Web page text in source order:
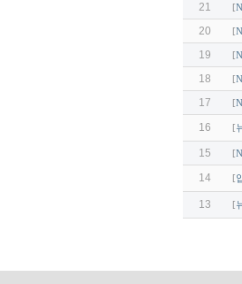
21
[
20
[
19
[
18
[
17
[
16
[
15 [
14
[
13 [